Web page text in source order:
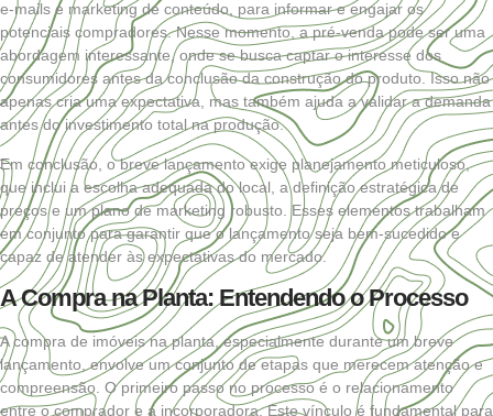
e-mails e marketing de conteúdo, para informar e engajar os
potenciais compradores. Nesse momento, a pré-venda pode ser uma
abordagem interessante, onde se busca captar o interesse dos
consumidores antes da conclusão da construção do produto. Isso não
apenas cria uma expectativa, mas também ajuda a validar a demanda
antes do investimento total na produção.
Em conclusão, o breve lançamento exige planejamento meticuloso,
que inclui a escolha adequada do local, a definição estratégica de
preços e um plano de marketing robusto. Esses elementos trabalham
em conjunto para garantir que o lançamento seja bem-sucedido e
capaz de atender às expectativas do mercado.
A Compra na Planta: Entendendo o Processo
A compra de imóveis na planta, especialmente durante um breve
lançamento, envolve um conjunto de etapas que merecem atenção e
compreensão. O primeiro passo no processo é o relacionamento
entre o comprador e a incorporadora. Este vínculo é fundamental para